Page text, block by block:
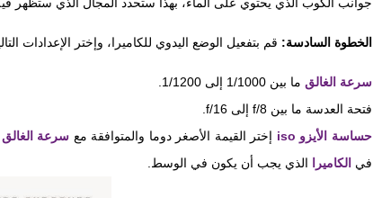
جوانب الكوب الذي يحتوي على الماء، بهذا ستحدد المجال الذي ستظهر
الخطوة السادسة: قم بتفعيل الوضع اليدوي للكاميرا، وإختر الإعدادات
سرعة الغالق ما بين 1/1000 إلى 1/1200.
فتحة العدسة ما بين f/8 إلى f/16.
حساسة الأيزو iso
إختر القيمة الأصغر دوما والمتوافقة مع سرعة الغالق
في الكاميرا الذي يجب أن يكون في الوسط.